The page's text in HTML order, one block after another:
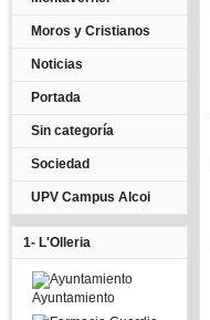
Moros y Cristianos
Noticias
Portada
Sin categoría
Sociedad
UPV Campus Alcoi
1- L'Olleria
Ayuntamiento